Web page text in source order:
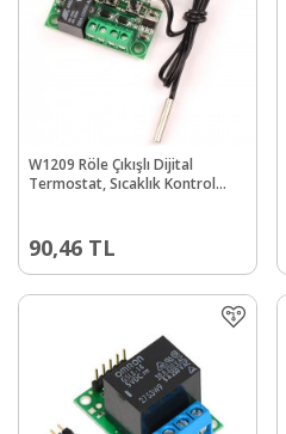
W1209 Röle Çıkışlı Dijital
Termostat, Sıcaklık Kontrol
90,46 TL